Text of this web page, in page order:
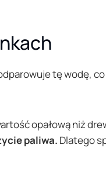
tę wodę,
opałową niż
paliwa. Dlatego